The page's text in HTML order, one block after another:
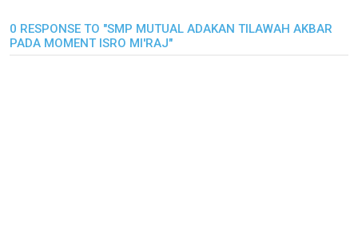
0 RESPONSE TO "SMP MUTUAL ADAKAN TILAWAH AKBAR
PADA MOMENT ISRO MI'RAJ"